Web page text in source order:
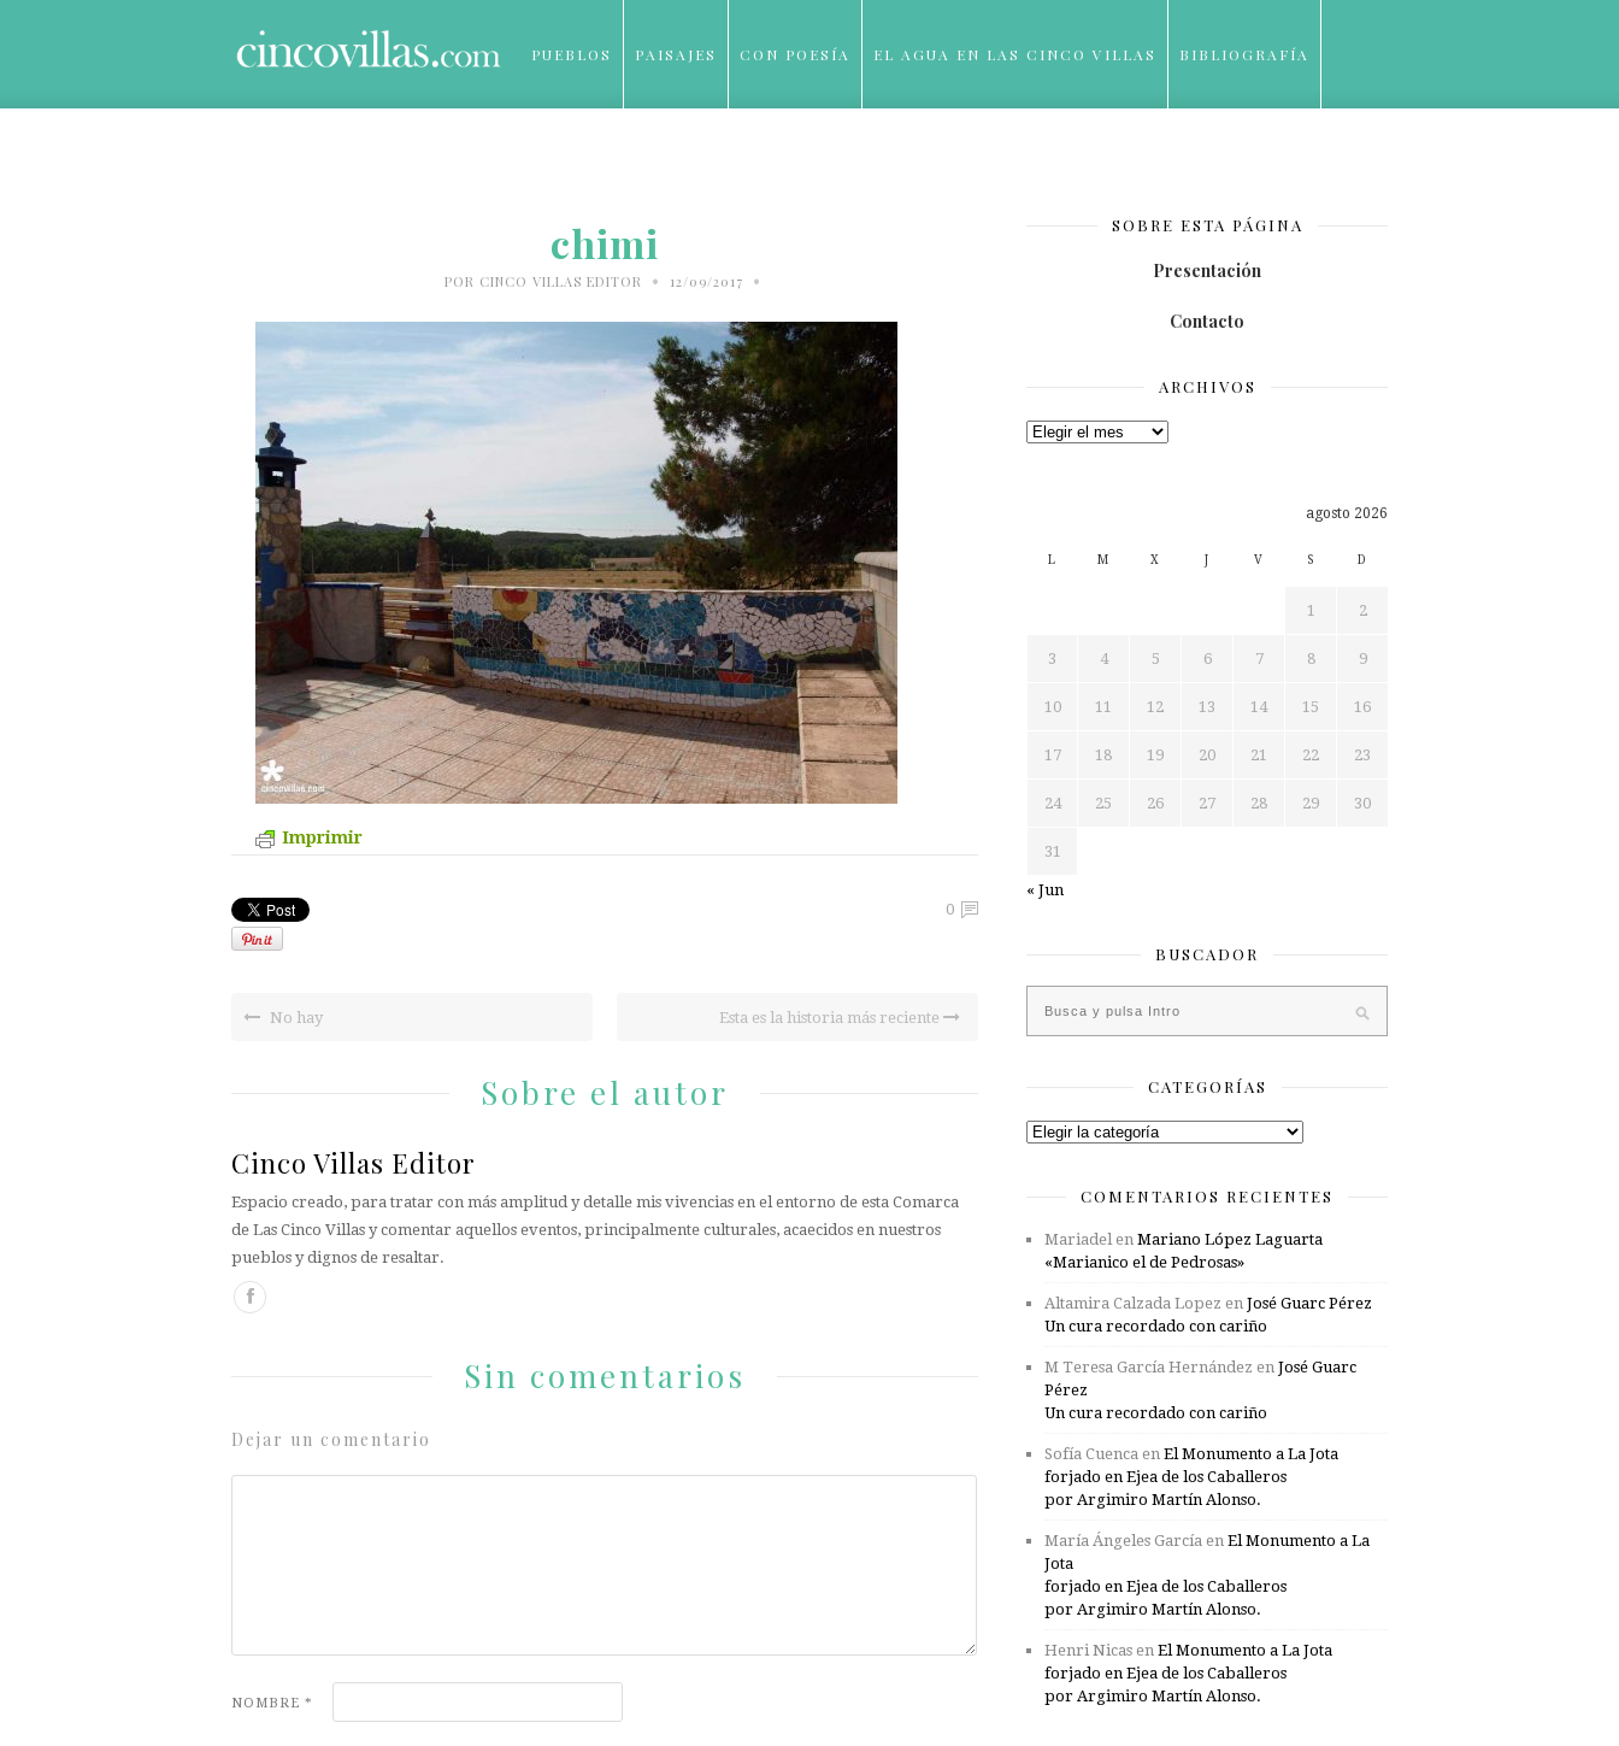
PUEBLOS PAISAJES CON POESÍA EL AGUA EN LAS CINCO VILLAS BIBLIOGRAFÍA
chimi
POR CINCO VILLAS EDITOR • 12/09/2017 •
Imprimir
0
No hay Esta es la historia más reciente
Sobre el autor
Cinco Villas Editor
Espacio creado, para tratar con más amplitud y detalle mis vivencias en el entorno de esta Comarca
de Las Cinco Villas y comentar aquellos eventos, principalmente culturales, acaecidos en nuestros
pueblos y dignos de resaltar.
Sin comentarios
Dejar un comentario
NOMBRE *
SOBRE ESTA PÁGINA
Presentación
Contacto
ARCHIVOS
Archivos
agosto 2026
L M X J V S D
1 2
3 4 5 6 7 8 9
10 11 12 13 14 15 16
17 18 19 20 21 22 23
24 25 26 27 28 29 30
31
« Jun
BUSCADOR
CATEGORÍAS
Categorías
COMENTARIOS RECIENTES
Mariadelen Mariano López Laguarta
«Marianico el de Pedrosas»
Altamira Calzada Lopez en José Guarc Pérez
Un cura recordado con cariño
M Teresa García Hernández en José Guarc
Pérez
Un cura recordado con cariño
Sofía Cuenca en El Monumento a La Jota
forjado en Ejea de los Caballeros
por Argimiro Martín Alonso.
María Ángeles García en El Monumento a La
Jota
forjado en Ejea de los Caballeros
por Argimiro Martín Alonso.
Henri Nicas en El Monumento a La Jota
forjado en Ejea de los Caballeros
por Argimiro Martín Alonso.